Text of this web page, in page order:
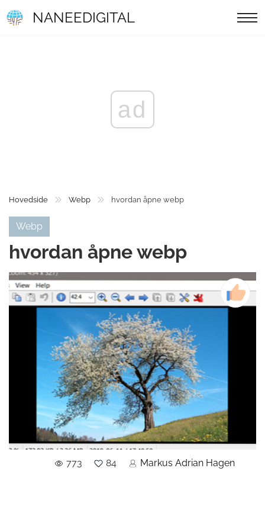
NANEEDIGITAL
ad
Hovedside Webp hvordan åpne webp
Webp
hvordan åpne webp
773 84 Markus Adrian Hagen